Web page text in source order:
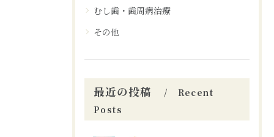
むし歯・歯周病治療
その他
最近の投稿
Recent
Posts